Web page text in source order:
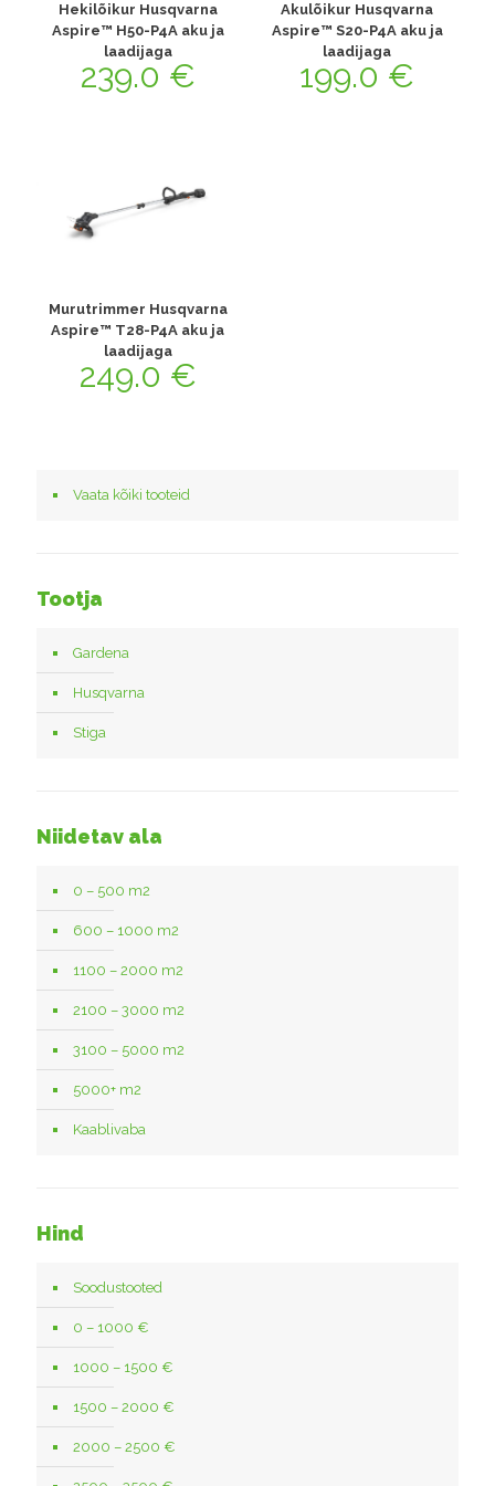
Hekilõikur Husqvarna
Aspire™ H50-P4A aku ja
laadijaga
239.0 €
Akulõikur Husqvarna
Aspire™ S20-P4A aku ja
laadijaga
199.0 €
Murutrimmer Husqvarna
Aspire™ T28-P4A aku ja
laadijaga
249.0 €
Vaata kõiki tooteid
Tootja
Gardena
Husqvarna
Stiga
Niidetav ala
0 – 500 m2
600 – 1000 m2
1100 – 2000 m2
2100 – 3000 m2
3100 – 5000 m2
5000+ m2
Kaablivaba
Hind
Soodustooted
0 – 1000 €
1000 – 1500 €
1500 – 2000 €
2000 – 2500 €